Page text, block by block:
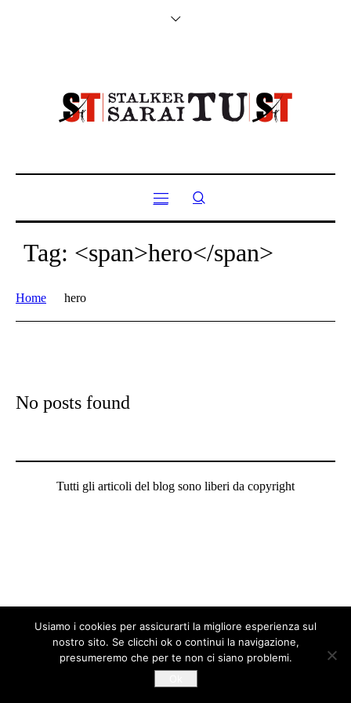
Tag: <span>hero</span>
Home hero
No posts found
Tutti gli articoli del blog sono liberi da copyright
Usiamo i cookies per assicurarti la migliore esperienza sul
nostro sito. Se clicchi ok o continui la navigazione,
presumeremo che per te non ci siano problemi.